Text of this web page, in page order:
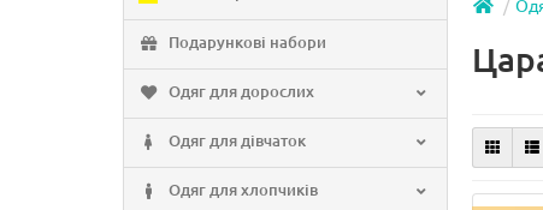
Подарункові набори
Одяг для дорослих
Одяг для дівчаток
Одяг для хлопчиків